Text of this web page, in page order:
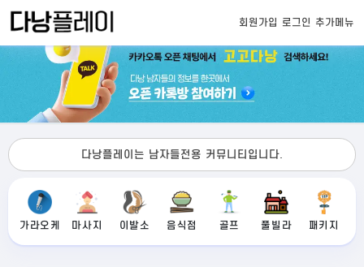
회원가입 로그인 추가메뉴
다낭플레이는 남자들전용 커뮤니티입니다.
가라오케 마사지 이발소 음식점 골프 풀빌라 패키지